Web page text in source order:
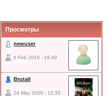
Просмотры
newuser
6 Feb 2016 - 18:49
Brutall
24 May 2009 - 12:35